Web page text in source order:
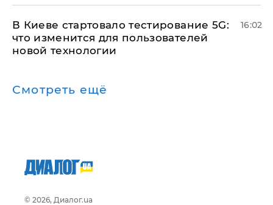
В Киеве стартовало тестирование 5G:
что изменится для пользователей
новой технологии
16:02
Смотреть ещё
© 2026, Диалог.ua